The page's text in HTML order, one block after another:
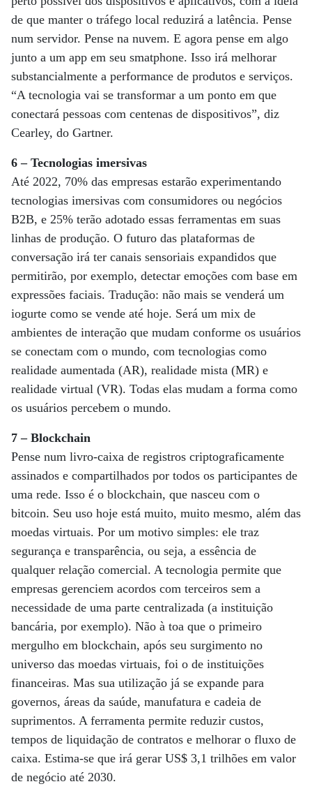
de que manter o tráfego local reduzirá a latência. Pense
num servidor. Pense na nuvem. E agora pense em algo
junto a um app em seu smatphone. Isso irá melhorar
substancialmente a performance de produtos e serviços.
“A tecnologia vai se transformar a um ponto em que
conectará pessoas com centenas de dispositivos”, diz
Cearley, do Gartner.
6 – Tecnologias imersivas
Até 2022, 70% das empresas estarão experimentando
tecnologias imersivas com consumidores ou negócios
B2B, e 25% terão adotado essas ferramentas em suas
linhas de produção. O futuro das plataformas de
conversação irá ter canais sensoriais expandidos que
permitirão, por exemplo, detectar emoções com base em
expressões faciais. Tradução: não mais se venderá um
iogurte como se vende até hoje. Será um mix de
ambientes de interação que mudam conforme os usuários
se conectam com o mundo, com tecnologias como
realidade aumentada (AR), realidade mista (MR) e
realidade virtual (VR). Todas elas mudam a forma como
os usuários percebem o mundo.
7 – Blockchain
Pense num livro-caixa de registros criptograficamente
assinados e ​​compartilhados por todos os participantes de
uma rede. Isso é o blockchain, que nasceu com o
bitcoin. Seu uso hoje está muito, muito mesmo, além das
moedas virtuais. Por um motivo simples: ele traz
segurança e transparência, ou seja, a essência de
qualquer relação comercial. A tecnologia permite que
empresas gerenciem acordos com terceiros ​​sem a
necessidade de uma parte centralizada (a instituição
bancária, por exemplo). Não à toa que o primeiro
mergulho em blockchain, após seu surgimento no
universo das moedas virtuais, foi o de instituições
financeiras. Mas sua utilização já se expande para
governos, áreas da saúde, manufatura e cadeia de
suprimentos. A ferramenta permite reduzir custos,
tempos de liquidação de contratos e melhorar o fluxo de
caixa. Estima-se que irá gerar US$ 3,1 trilhões em valor
de negócio até 2030.